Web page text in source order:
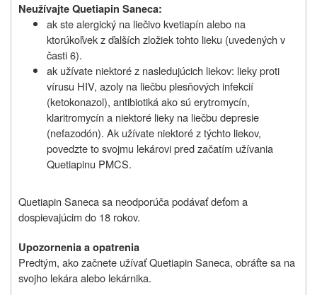
Neužívajte Quetiapin Saneca:
ak ste alergický na liečivo kvetiapín alebo na
ktorúkoľvek z ďalších zložiek tohto lieku (uvedených v
časti 6).
ak užívate niektoré z nasledujúcich liekov: lieky proti
vírusu HIV, azoly na liečbu plesňových infekcií
(ketokonazol), antibiotiká ako sú erytromycín,
klaritromycín a niektoré lieky na liečbu depresie
(nefazodón). Ak užívate niektoré z týchto liekov,
povedzte to svojmu lekárovi pred začatím užívania
Quetiapinu PMCS.
Quetiapin Saneca sa neodporúča podávať deťom a
dospievajúcim do 18 rokov.
Upozornenia a opatrenia
Predtým, ako začnete užívať Quetiapin Saneca, obráťte sa na
svojho lekára alebo lekárnika.